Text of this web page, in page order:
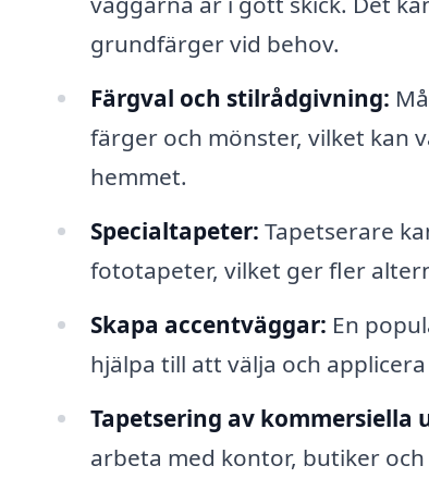
grundfärger vid behov.
Färgval och stilrådgivning:
färger och mönster, vilket kan
hemmet.
Specialtapeter: Tapetserare
fototapeter, vilket ger fler
Skapa accentväggar: En
hjälpa till att välja och
Tapetsering av kommersiella
arbeta med kontor, butiker